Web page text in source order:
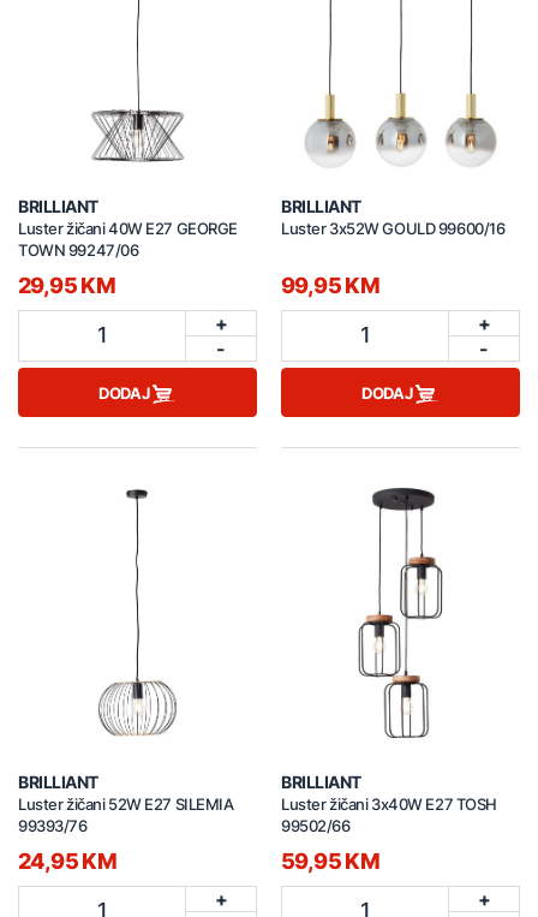
BRILLIANT
Luster žičani 40W E27 GEORGE
TOWN 99247/06
29,95 KM
1
+
-
DODAJ
BRILLIANT
Luster 3x52W GOULD 99600/16
99,95 KM
1
+
-
DODAJ
BRILLIANT
Luster žičani 52W E27 SILEMIA
99393/76
24,95 KM
1
+
BRILLIANT
Luster žičani 3x40W E27 TOSH
99502/66
59,95 KM
1
+